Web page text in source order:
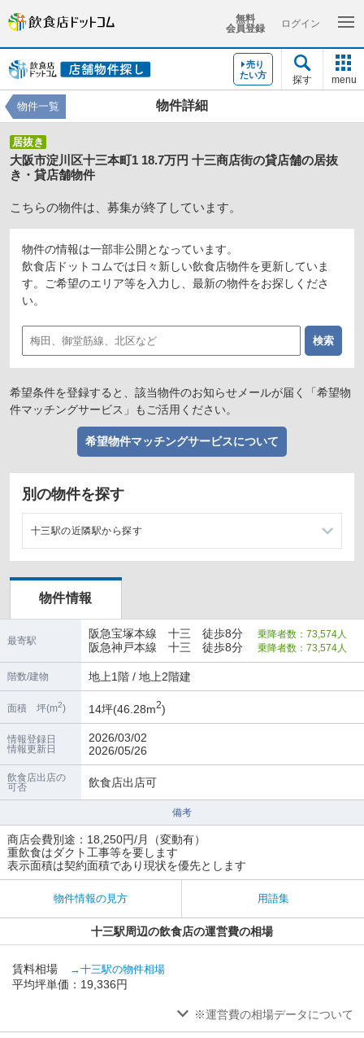
無料
会員登録
ログイン
売り
たい方
探す menu
物件詳細
物件一覧
居抜き
大阪市淀川区十三本町1 18.7万円 十三商店街の貸店舗の居抜
き・貸店舗物件
こちらの物件は、募集が終了しています。
物件の情報は一部非公開となっています。
飲食店ドットコムでは日々新しい飲食店物件を更新していま
す。ご希望のエリア等を入力し、最新の物件をお探しくださ
い。
希望条件を登録すると、該当物件のお知らせメールが届く「希望物
件マッチングサービス」もご活用ください。
希望物件マッチングサービスについて
別の物件を探す
十三駅の近隣駅から探す
中津駅の店舗物件・貸店舗・テナント一覧
神崎川駅の店舗物件・貸店舗・テナント一覧
南方駅の店舗物件・貸店舗・テナント一覧
物件情報
最寄駅
阪急宝塚本線 十三 徒歩8分 乗降者数：73,574人
阪急神戸本線 十三 徒歩8分 乗降者数：73,574人
階数/建物 地上1階 / 地上2階建
面積 坪(m2) 14坪(46.28m2)
情報登録日
情報更新日
2026/03/02
2026/05/26
飲食店出店の
可否
飲食店出店可
備考
商店会費別途：18,250円/月（変動有）
重飲食はダクト工事等を要します
表示面積は契約面積であり現状を優先とします
物件情報の見方 用語集
十三駅周辺の飲食店の運営費の相場
賃料相場 →十三駅の物件相場
平均坪単価：19,336円
※運営費の相場データについて